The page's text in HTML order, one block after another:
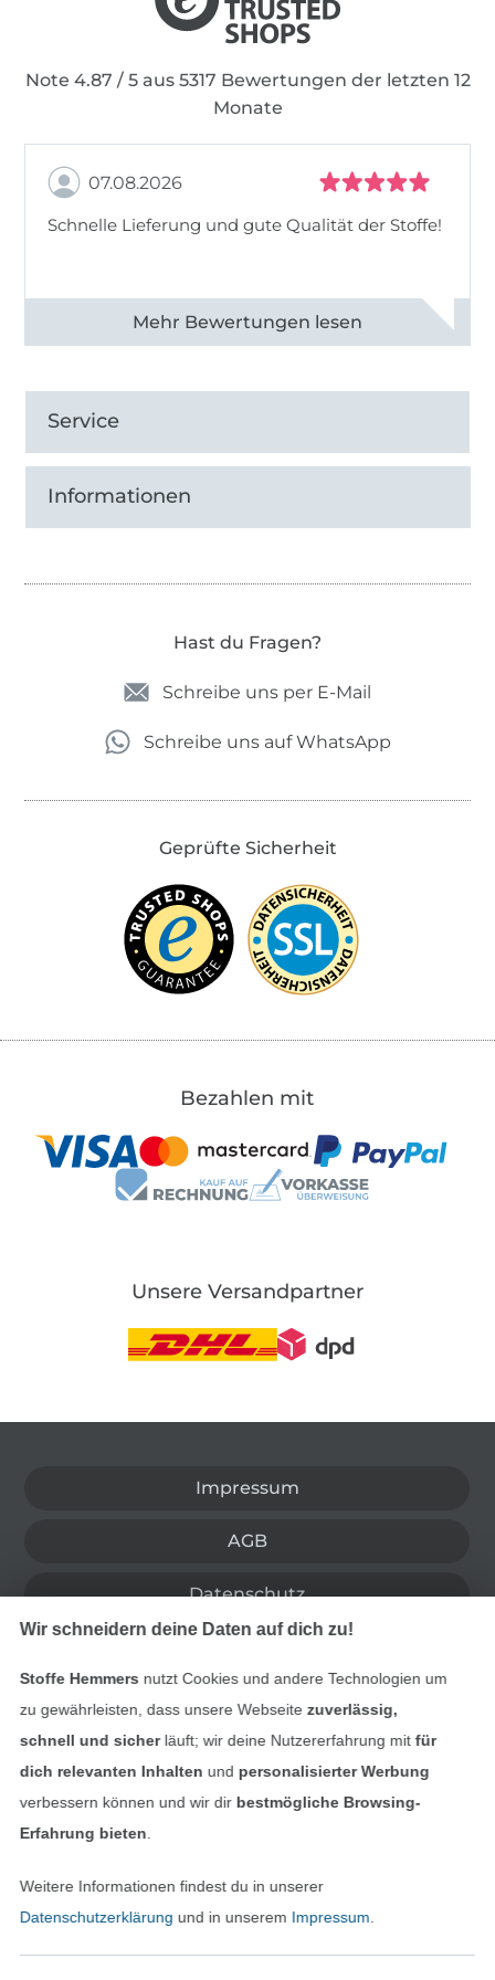
Note 4.87 / 5 aus 5317 Bewertungen der letzten 12
Monate
07.08.2026
Schnelle Lieferung und gute Qualität der Stoffe!
Alle 82990 Bewertungen ansehen
Service
Informationen
Hast du Fragen?
Schreibe uns per E-Mail
Schreibe uns auf WhatsApp
Geprüfte Sicherheit
Bezahlen mit
Unsere Versandpartner
Impressum
AGB
Datenschutz
Kontakt
Bestellung widerrufen
Wir schneidern deine Daten auf dich zu!
Stoffe Hemmers nutzt Cookies und andere Technologien um
zu gewährleisten, dass unsere Webseite zuverlässig,
schnell und sicherläuft; wir deine Nutzererfahrung mitfür
dich relevanten Inhalten und personalisierter Werbung
verbessern können und wir dir bestmögliche Browsing-
Erfahrung bieten
Weitere Informationen findest du in unserer
Datenschutzerklärung und in unserem Impressum